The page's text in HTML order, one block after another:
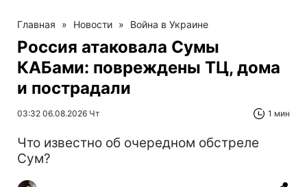
Главная » Новости » Война в Украине
Россия атаковала Сумы
КАБами: повреждены ТЦ, дома
и пострадали
03:32 06.08.2026 Чт 1 мин
Что известно об очередном обстреле
Сум?